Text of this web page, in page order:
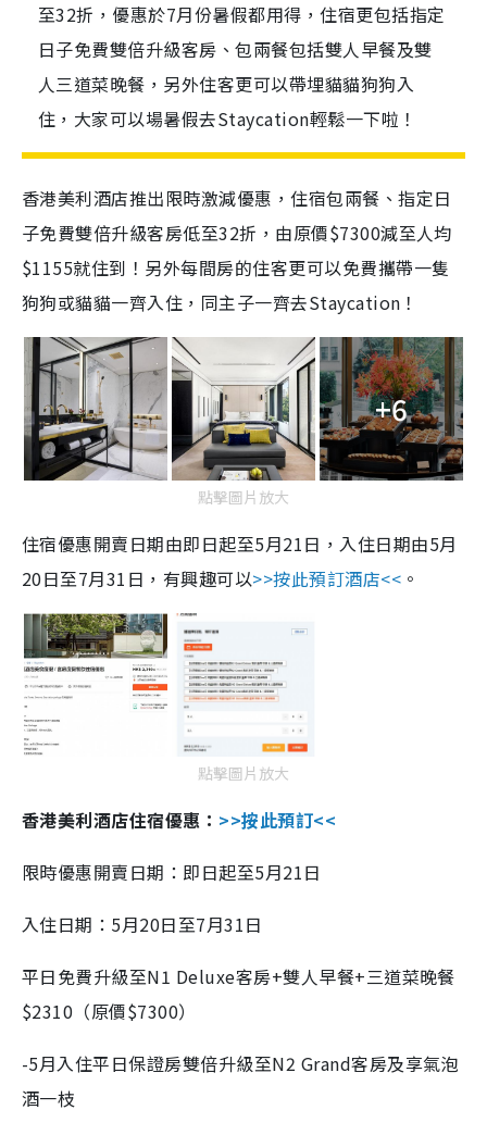
至32折，優惠於7月份暑假都用得，住宿更包括指定
日子免費雙倍升級客房、包兩餐包括雙人早餐及雙
人三道菜晚餐，另外住客更可以帶埋貓貓狗狗入
住，大家可以場暑假去Staycation輕鬆一下啦！
香港美利酒店推出限時激減優惠，住宿包兩餐、指定日
子免費雙倍升級客房低至32折，由原價$7300減至人均
$1155就住到！另外每間房的住客更可以免費攜帶一隻
狗狗或貓貓一齊入住，同主子一齊去Staycation！
+6
點擊圖片放大
住宿優惠開賣日期由即日起至5月21日，入住日期由5月
20日至7月31 日，有興趣可以>>按此預訂酒店<< 。
點擊圖片放大
香港美利酒店住宿優惠： >>按此預訂<<
限時優惠開賣日期：即日起至5月21日
入住日期： 5月20日至7月31日
平日免費升級至N1 Deluxe客房+雙人早餐+三道菜晚餐
$2310 （原價$7300）
-5月入住平日保證房雙倍升級至N2 Grand客房及享氣泡
酒一枝